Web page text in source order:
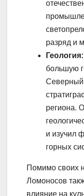
разряд и
Геология:
большую
Северный
региона.
и изучил
горных
Помимо своих
Ломоносов
влияние на